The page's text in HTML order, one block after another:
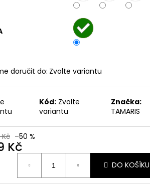
doručit do: Zvolte variantu
Kód: Zvolte
variantu
Značka:
TAMARIS
Kč –50 %
Kč
DO KOŠÍKU